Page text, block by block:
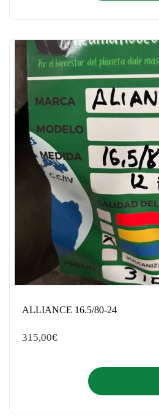
ALLIANCE 16.5/80-24
315,00€